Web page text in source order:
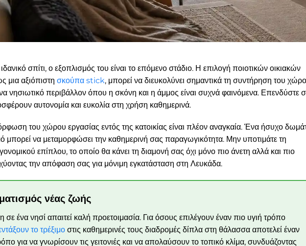
σπίτι, ο εξοπλισμός του είναι το επόμενο στάδιο. Η επιλογή ποιοτικών οικιακών
αξιόπιστη σκούπα stick, μπορεί να διευκολύνει σημαντικά τη συντήρηση του
νησιωτικό περιβάλλον όπου η σκόνη και η άμμος είναι συχνά φαινόμενα. Επενδύστε
αυτονομία και ευκολία στη χρήση καθημερινά.
του χώρου εργασίας εντός της κατοικίας είναι πλέον αναγκαία. Ένα ήσυχο
μπορεί να μεταμορφώσει την καθημερινή σας παραγωγικότητα. Μην υποτιμάτε τη
επίπλου, το οποίο θα κάνει τη διαμονή σας όχι μόνο πιο άνετη αλλά και πιο
την απόφαση σας για μόνιμη εγκατάσταση στη Λευκάδα.
νέας ζωής
σε ένα νησί απαιτεί καλή προετοιμασία. Για όσους επιλέγουν έναν πιο υγιή τρόπο
το τρέξιμο στις καθημερινές τους διαδρομές δίπλα στη θάλασσα αποτελεί έναν
για να γνωρίσουν τις γειτονιές και να απολαύσουν το τοπικό κλίμα, συνδυάζοντας